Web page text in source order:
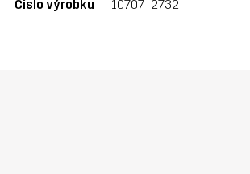
Číslo výrobku 10707_2732